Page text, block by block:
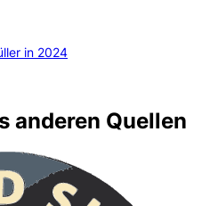
in 2024
anderen Quellen